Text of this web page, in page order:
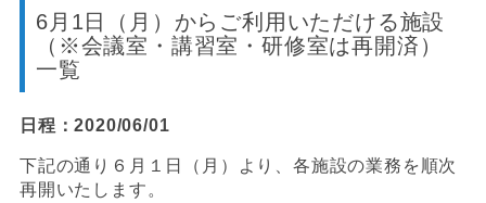
6月1日（月）からご利用いただける施設
（※会議室・講習室・研修室は再開済）
一覧
日程：2020/06/01
下記の通り６月１日（月）より、各施設の業務を順次
再開いたします。